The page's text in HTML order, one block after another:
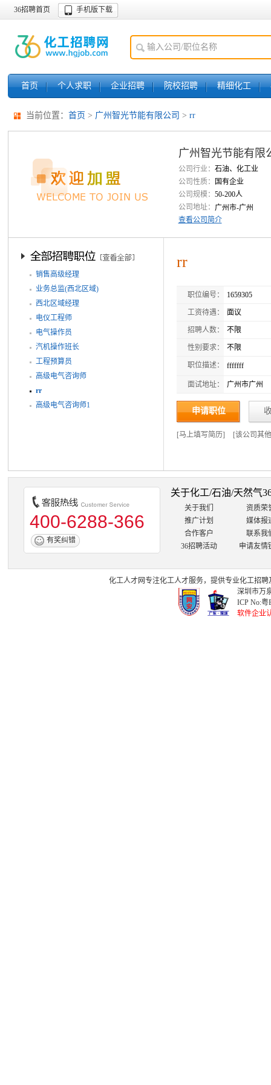
36招聘首页 手机版下载
首页 个人求职 企业招聘 院校招聘 精细化工
当前位置： 首页 > 广州智光节能有限公司 > rr
广州智光节能有限
公司行业： 石油、化工业
公司性质：
国有企业
公司规模： 50-200人
公司地址：
广州市-广州
查看公司简介
销售高级经理
业务总监(西北区域)
西北区域经理
电仪工程师
电气操作员
汽机操作班长
工程预算员
高级电气咨询师
rr
高级电气咨询师1
rr
职位编号： 1659305
工资待遇： 面议
招聘人数： 不限
性别要求： 不限
职位描述： fffffff
面试地址： 广州市广州
申请职位
[马上填写简历] [该公司其
400-6288-366
有奖纠错
关于化工/石油/天然气
关于我们
资质荣
推广计划
媒体报
合作客户
联系我
36招聘活动
申请友情
化工人才网专注化工人才服务，提供专业化工招聘
深圳市万
ICP No:粤
软件企业